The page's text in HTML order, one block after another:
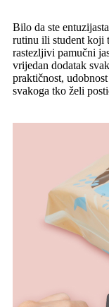
Bilo da ste
rutinu ili student koji
rastezljivi pamučni
vrijedan dodatak
praktičnost,
svakoga tko želi